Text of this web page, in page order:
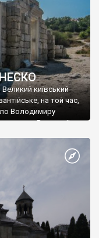
Великий київський
на той час,
Володимиру
Василю ІІ, та
християнином.
Таврійського